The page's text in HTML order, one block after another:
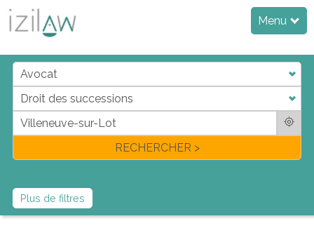
Menu
jdadi
fl
RECHERCHER >
Plus de filtres